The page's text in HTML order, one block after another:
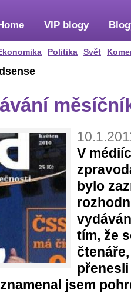
Politika Svět
VIP blogy
V
bylo
tím, že
jsem